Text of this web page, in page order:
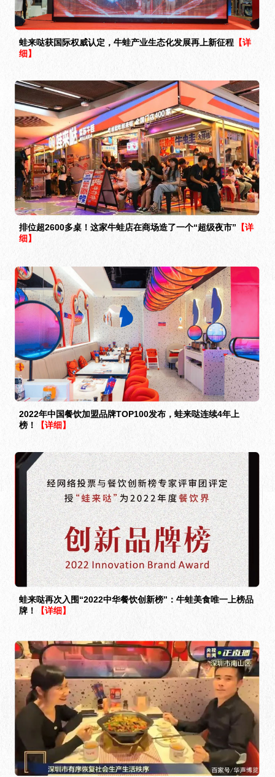
蛙来哒获国际权威认定，牛蛙产业生态化发展再上新征程 【详
细】
排位超2600多桌！这家牛蛙店在商场造了一个“超级夜市” 【详
细】
2022年中国餐饮加盟品牌TOP100发布，蛙来哒连续4年上
榜！
【详细】
蛙来哒再次入围“2022中华餐饮创新榜”：牛蛙美食唯一上榜品
牌！
【详细】